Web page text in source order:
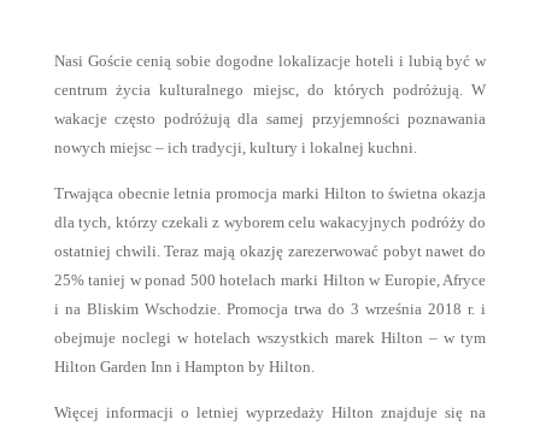
Nasi Goście cenią sobie dogodne lokalizacje hoteli i lubią być w
centrum życia kulturalnego miejsc, do których podróżują. W
wakacje często podróżują dla samej przyjemności poznawania
nowych miejsc – ich tradycji, kultury i lokalnej kuchni.
Trwająca obecnie letnia promocja marki Hilton to świetna okazja
dla tych, którzy czekali z wyborem celu wakacyjnych podróży do
ostatniej chwili. Teraz mają okazję zarezerwować pobyt nawet do
25% taniej w ponad 500 hotelach marki Hilton w Europie, Afryce
i na Bliskim Wschodzie. Promocja trwa do 3 września 2018 r. i
obejmuje noclegi w hotelach wszystkich marek Hilton – w tym
Hilton Garden Inn i Hampton by Hilton.
Więcej informacji o letniej wyprzedaży Hilton znajduje się na